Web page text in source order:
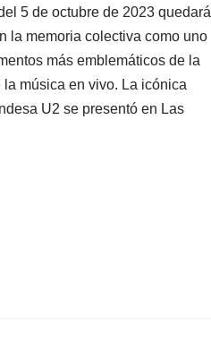
5 de octubre de 2023 quedará
la memoria colectiva como uno
más emblemáticos de la
la música en vivo. La icónica
U2 se presentó en Las